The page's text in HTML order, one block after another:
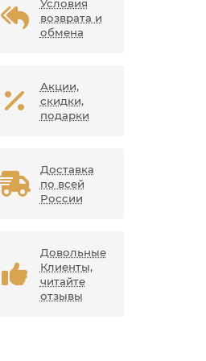
Условия
возврата и
обмена
Акции,
скидки,
подарки
Доставка
по всей
России
Довольные
Клиенты,
читайте
отзывы